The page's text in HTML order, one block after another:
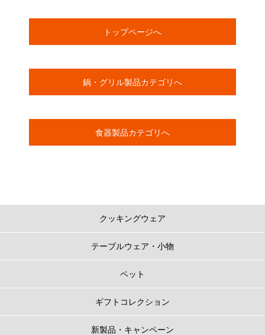
トップページへ
鍋・グリル製品カテゴリへ
食器製品カテゴリへ
クッキングウェア
テーブルウェア・小物
ペット
ギフトコレクション
新製品・キャンペーン